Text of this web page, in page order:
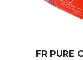
FR PURE